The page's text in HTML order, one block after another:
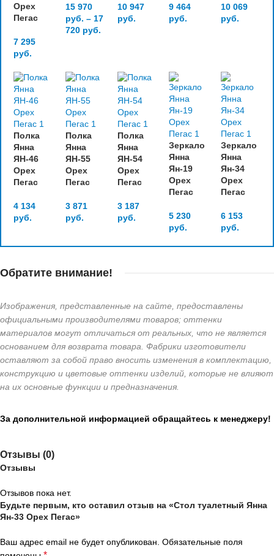
Орех
Пегас
7 295
руб.
15 970
руб. – 17
720руб.
10 947
руб.
9 464
руб.
10 069
руб.
Полка
Янна
ЯН-46
Орех
Пегас
4 134
руб.
Полка
Янна
ЯН-55
Орех
Пегас
3 871
руб.
Полка
Янна
ЯН-54
Орех
Пегас
3 187
руб.
Зеркало
Янна
Ян-19
Орех
Пегас
5 230
руб.
Зеркало
Янна
Ян-34
Орех
Пегас
6 153
руб.
Обратите внимание!
Изображения, представленные на сайте, предоставлены
официальными производителями товаров; оттенки
материалов могут отличаться от реальных, что не является
основанием для возврата товара. Фабрики изготовители
оставляют за собой право вносить изменения в комплектацию,
конструкцию и цветовые оттенки изделий, которые не влияют
на их основные функции и предназначения.
За дополнительной информацией обращайтесь к менеджеру!
Отзывы (0)
Отзывы
Отзывов пока нет.
Будьте первым, кто оставил отзыв на «Стол туалетный Янна
Ян-33 Орех Пегас»
Ваш адрес email не будет опубликован. Обязательные поля